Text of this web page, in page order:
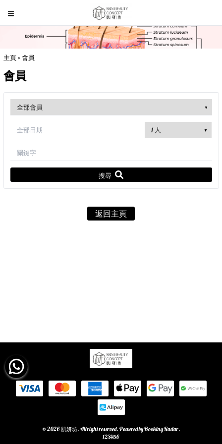
主頁> 會員
會員
搜尋
返回主頁
© 2026 肌妍坊. All right reserved. Powered byBooking Radar.
123456